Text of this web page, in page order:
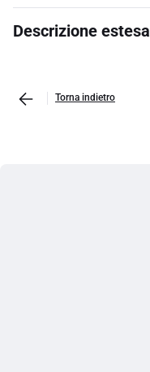
Descrizione estesa
Torna indietro